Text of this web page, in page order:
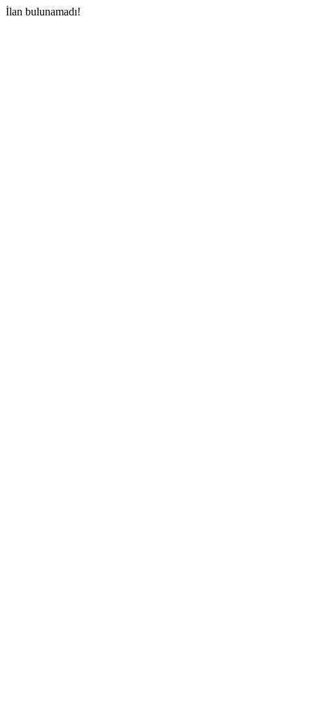
İlan bulunamadı!